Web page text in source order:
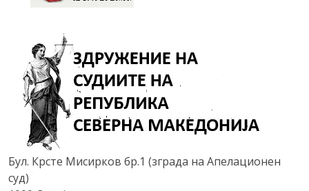
Бул. Крсте Мисирков бр.1 (зграда на Апелационен
суд)